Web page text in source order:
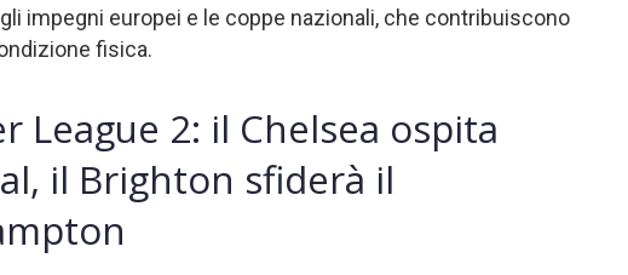
impegni europei e le coppe nazionali, che contribuiscono
fisica.
League 2: il Chelsea ospita
il Brighton sfiderà il